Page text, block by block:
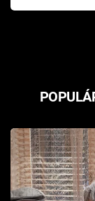
Pottera